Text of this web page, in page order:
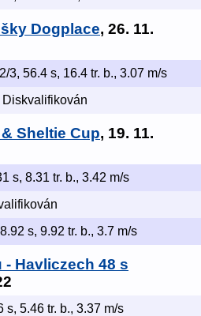
Dogplace, 26. 11.
3, 56.4 s, 16.4 tr. b., 3.07 m/s
Diskvalifikován
Sheltie Cup, 19. 11.
s, 8.31 tr. b., 3.42 m/s
s, 9.92 tr. b., 3.7 m/s
- Havliczech 48 s
s, 5.46 tr. b., 3.37 m/s